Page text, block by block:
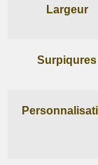
Largeur
Surpiqures